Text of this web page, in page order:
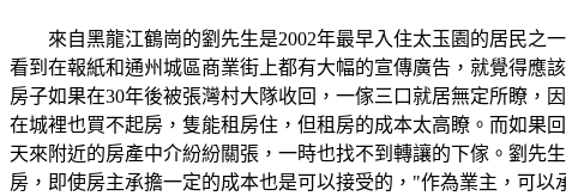
來自黑龍江鶴崗的劉先生是2002年最早入住太玉園的居民之一
看到在報紙和通州城區商業街上都有大幅的宣傳廣告，就覺得應
房子如果在30年後被張灣村大隊收回，一傢三口就居無定所瞭，
在城裡也買不起房，隻能租房住，但租房的成本太高瞭。而如果
天來附近的房產中介紛紛關張，一時也找不到轉讓的下傢。劉先
房，即使房主承擔一定的成本也是可以接受的，"作為業主，可